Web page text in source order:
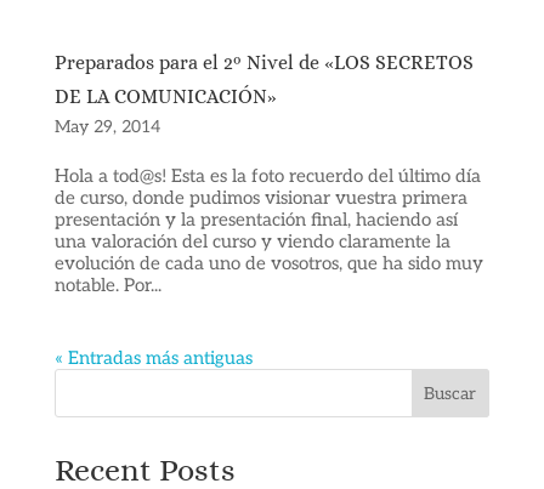
Preparados para el 2º Nivel de «LOS SECRETOS
DE LA COMUNICACIÓN»
May 29, 2014
Hola a tod@s! Esta es la foto recuerdo del último día
de curso, donde pudimos visionar vuestra primera
presentación y la presentación final, haciendo así
una valoración del curso y viendo claramente la
evolución de cada uno de vosotros, que ha sido muy
notable. Por...
« Entradas más antiguas
Buscar
Recent Posts